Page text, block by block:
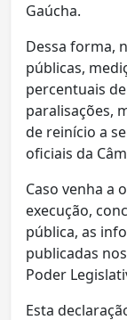
Gaúcha.
Dessa forma,
públicas,
percentuais
paralisações,
de reinício a
oficiais da
Caso venha a
execução,
pública, as
publicadas
Poder
Esta